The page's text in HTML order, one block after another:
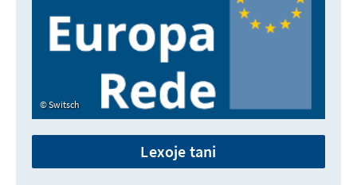
Switsch
Lexoje tani